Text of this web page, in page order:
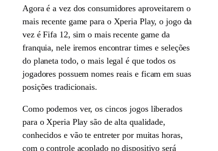
Agora é a vez dos consumidores aproveitarem o
mais recente game para o Xperia Play, o jogo da
vez é Fifa 12, sim o mais recente game da
franquia, nele iremos encontrar times e seleções
do planeta todo, o mais legal é que todos os
jogadores possuem nomes reais e ficam em suas
posições tradicionais.
Como podemos ver, os cincos jogos liberados
para o Xperia Play são de alta qualidade,
conhecidos e vão te entreter por muitas horas,
com o controle acoplado no dispositivo será